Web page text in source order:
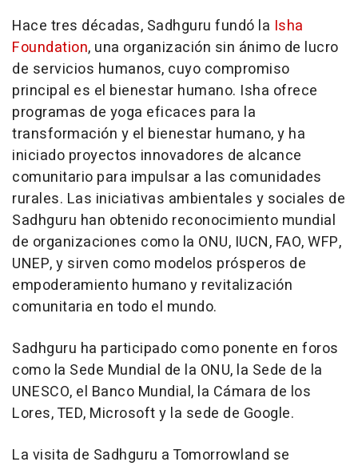
Hace tres décadas, Sadhguru fundó la Isha
Foundation, una organización sin ánimo de lucro
de servicios humanos, cuyo compromiso
principal es el bienestar humano. Isha ofrece
programas de yoga eficaces para la
transformación y el bienestar humano, y ha
iniciado proyectos innovadores de alcance
comunitario para impulsar a las comunidades
rurales. Las iniciativas ambientales y sociales de
Sadhguru han obtenido reconocimiento mundial
de organizaciones como la ONU, IUCN, FAO, WFP,
UNEP, y sirven como modelos prósperos de
empoderamiento humano y revitalización
comunitaria en todo el mundo.
Sadhguru ha participado como ponente en foros
como la Sede Mundial de la ONU, la Sede de la
UNESCO, el Banco Mundial, la Cámara de los
Lores, TED, Microsoft y la sede de Google.
La visita de Sadhguru a Tomorrowland se